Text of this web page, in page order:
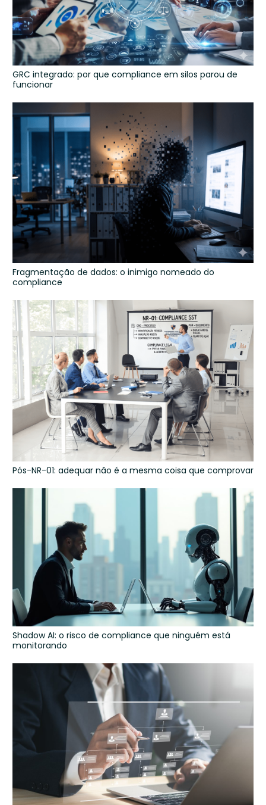
GRC integrado: por que compliance em silos parou de
funcionar
Fragmentação de dados: o inimigo nomeado do
compliance
Pós-NR-01: adequar não é a mesma coisa que comprovar
Shadow AI: o risco de compliance que ninguém está
monitorando